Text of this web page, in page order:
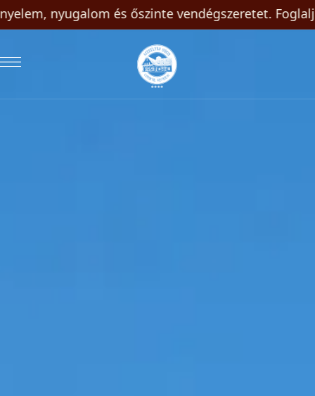
és őszinte vendégszeretet. Foglalj